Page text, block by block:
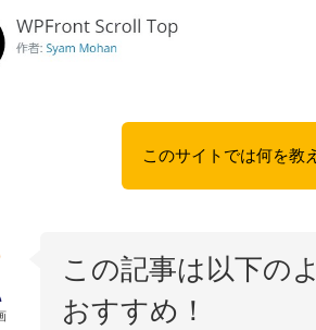
このサイトでは何を教
この記事は以下の
おすすめ！